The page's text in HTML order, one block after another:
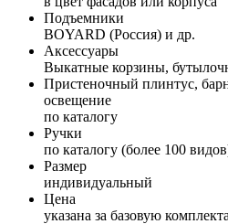
Подъемники
BOYARD (Россия) и др.
Аксессуары
Выкатные корзины,
Пристеночный плинтус,
освещение
по каталогу
Ручки
по каталогу (более 100
Размер
индивидуальный
Цена
указана за базовую